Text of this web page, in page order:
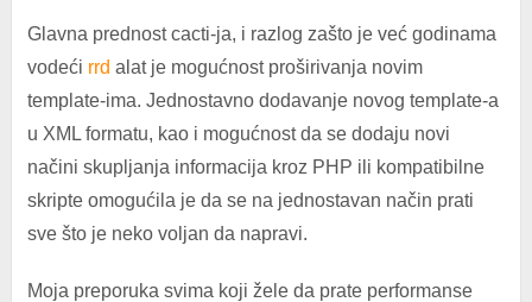
Glavna prednost cacti-ja, i razlog zašto je već godinama
vodeći rrd alat je mogućnost proširivanja novim
template-ima. Jednostavno dodavanje novog template-a
u XML formatu, kao i mogućnost da se dodaju novi
načini skupljanja informacija kroz PHP ili kompatibilne
skripte omogućila je da se na jednostavan način prati
sve što je neko voljan da napravi.
Moja preporuka svima koji žele da prate performanse